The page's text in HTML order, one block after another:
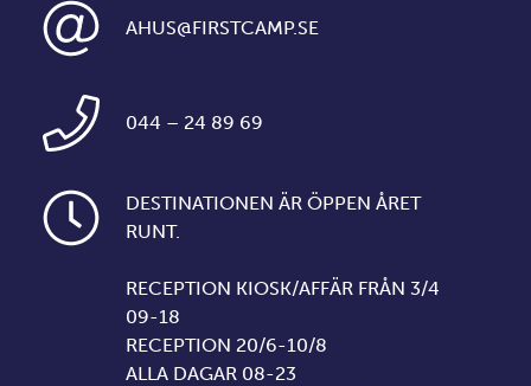
AHUS@FIRSTCAMP.SE
044 – 24 89 69
DESTINATIONEN ÄR ÖPPEN ÅRET
RUNT.
RECEPTION KIOSK/AFFÄR FRÅN 3/4
09-18
RECEPTION 20/6-10/8
ALLA DAGAR 08-23